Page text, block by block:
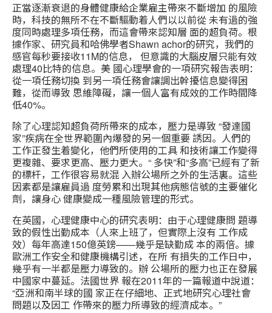
正當逐漸衰退的身體健康給企業雇主帶來不斷增加 的風險
時，科技的無所不在不斷驅動着人們以以前從 未有過的強
度同時處理多項任務，而這會帶來認知層 面的超負荷。根
據作家、研究員和哈佛學者Shawn achor的研究，我們的
感官每秒要接收11M的信息， 但意識的大腦皮層只能有效
處理40比特的信息。美 國心理學會的一項研究報告表明：
從一項任務切換 到另一項任務會讓調出幹擾信息變得困
難，從而導致 思維障礙，讓一個人富有成效的工作時間降
低40%。
除了心理認知超負荷所帶來的成本，壓力是導致 “發達國
家”疾病在全世界範圍內爆發的另一個重要 誘因。人們的
工作正發生着變化，他們所使用的工具 和技術讓工作變得
更複雜、要求更高、壓力更大。“ 多快”和“多高”已經有了新
的標杆，工作很容易就混 入辦公場所之外的生活裏。這些
因素都是讓雇員過 度勞累和出現其他病態信號的主要催化
劑，讓身心 健康變成一種風險管理的形式。
在英國，心理健康中心的研究表明：由于心理健康問 題導
致的假性出勤成本（人來上班了，但實際上沒有 工作成
效）每年高達150億英鎊——幾乎是缺勤成 本的兩倍。據
歐洲工作安全和健康機構引述，在所 有損失的工作日中，
幾乎有一半都是壓力導致的。辦 公場所的壓力也正在發展
中國家中蔓延。法國世界 報在2011年的一篇報道中說道：
“亞洲和南半球的國 家正在仔細地、正式地研究心理社會
問題以及因工 作帶來的壓力所導致的經濟成本。”